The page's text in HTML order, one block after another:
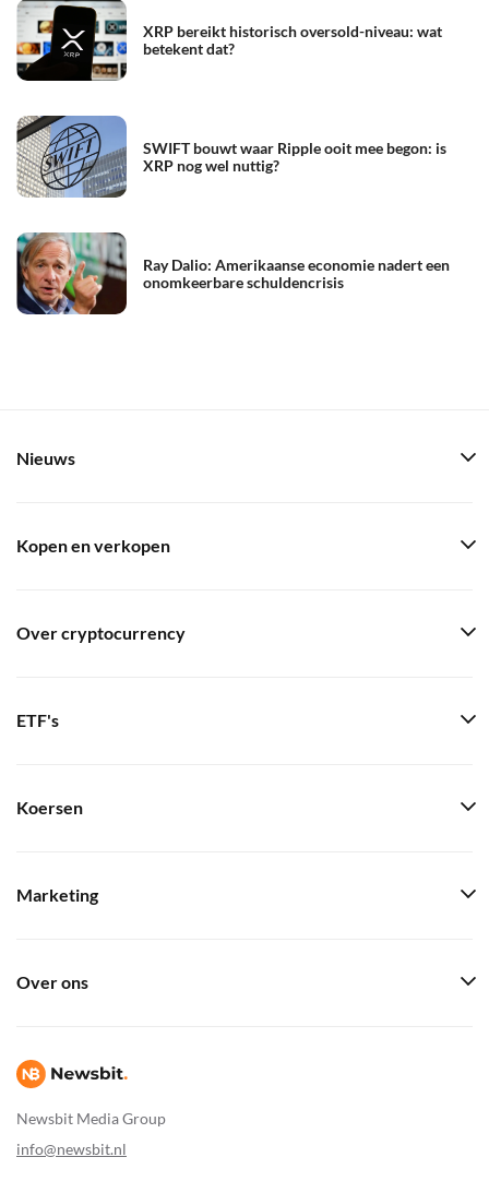
XRP bereikt historisch oversold-niveau: wat
betekent dat?
SWIFT bouwt waar Ripple ooit mee begon: is
XRP nog wel nuttig?
Ray Dalio: Amerikaanse economie nadert een
onomkeerbare schuldencrisis
Newsbit Media Group
info@newsbit.nl
Nieuws
Kopen en verkopen
Over cryptocurrency
ETF's
Koersen
Marketing
Over ons